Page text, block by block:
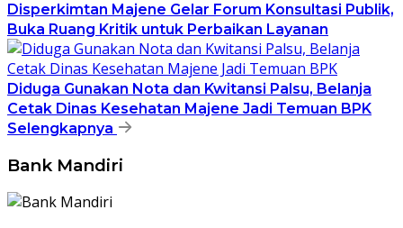
Disperkimtan Majene Gelar Forum Konsultasi Publik,
Buka Ruang Kritik untuk Perbaikan Layanan
Diduga Gunakan Nota dan Kwitansi Palsu, Belanja
Cetak Dinas Kesehatan Majene Jadi Temuan BPK
Selengkapnya
Bank Mandiri